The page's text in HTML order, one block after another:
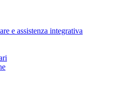
e assistenza integrativa